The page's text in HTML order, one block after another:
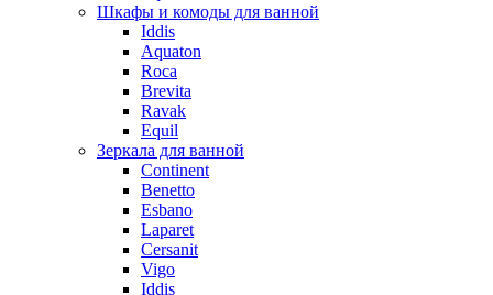
Шкафы и комоды для ванной
Iddis
Aquaton
Roca
Brevita
Ravak
Equil
Зеркала для ванной
Continent
Benetto
Esbano
Laparet
Cersanit
Vigo
Iddis